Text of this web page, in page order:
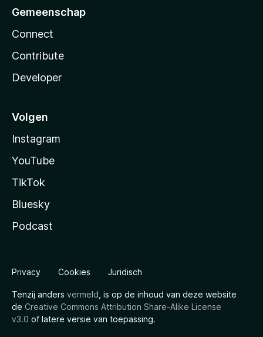
Gemeenschap
Connect
Contribute
Developer
Volgen
Instagram
YouTube
TikTok
Bluesky
Podcast
Privacy Cookies Juridisch
Tenzij anders vermeld , is op de inhoud van deze website
de Creative Commons Attribution Share-Alike License
v3.0 of latere versie van toepassing.